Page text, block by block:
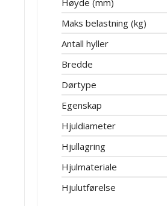
Høyde (mm)
Maks belastning (kg)
Antall hyller
Bredde
Dørtype
Egenskap
Hjuldiameter
Hjullagring
Hjulmateriale
Hjulutførelse